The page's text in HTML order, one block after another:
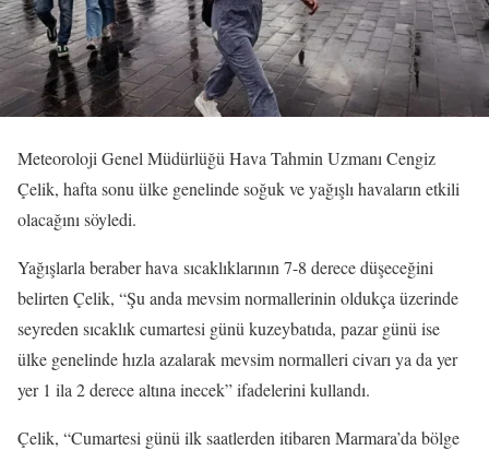
Meteoroloji Genel Müdürlüğü Hava Tahmin Uzmanı Cengiz
Çelik, hafta sonu ülke genelinde soğuk ve yağışlı havaların etkili
olacağını söyledi.
Yağışlarla beraber hava sıcaklıklarının 7-8 derece düşeceğini
belirten Çelik, “Şu anda mevsim normallerinin oldukça üzerinde
seyreden sıcaklık cumartesi günü kuzeybatıda, pazar günü ise
ülke genelinde hızla azalarak mevsim normalleri civarı ya da yer
yer 1 ila 2 derece altına inecek” ifadelerini kullandı.
Çelik, “Cumartesi günü ilk saatlerden itibaren Marmara’da bölge